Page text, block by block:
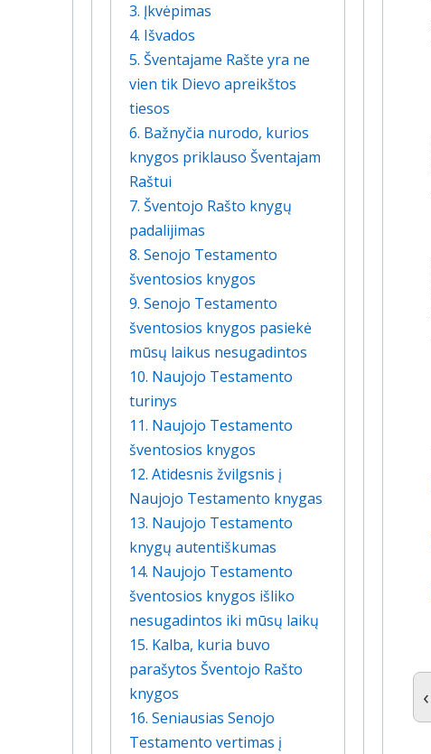
3. Įkvėpimas
4. Išvados
5. Šventajame Rašte yra ne
vien tik Dievo apreikštos
tiesos
6. Bažnyčia nurodo, kurios
knygos priklauso Šventajam
Raštui
7. Šventojo Rašto knygų
padalijimas
8. Senojo Testamento
šventosios knygos
9. Senojo Testamento
šventosios knygos pasiekė
mūsų laikus nesugadintos
10. Naujojo Testamento
turinys
11. Naujojo Testamento
šventosios knygos
12. Atidesnis žvilgsnis į
Naujojo Testamento knygas
13. Naujojo Testamento
knygų autentiškumas
14. Naujojo Testamento
šventosios knygos išliko
nesugadintos iki mūsų laikų
15. Kalba, kuria buvo
parašytos Šventojo Rašto
knygos
16. Seniausias Senojo
Testamento vertimas į
‹